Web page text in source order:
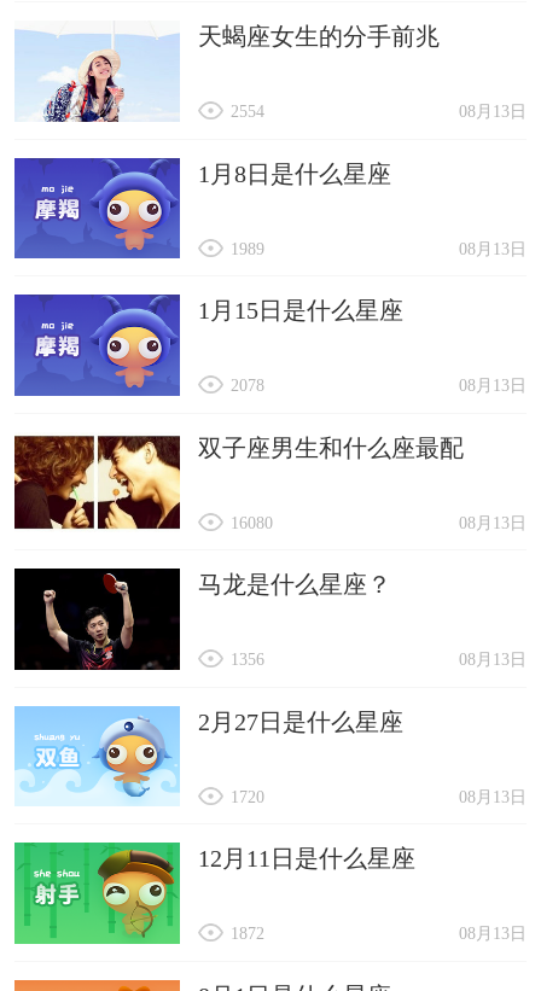
天蝎座女生的分手前兆
08月13日
2554
1月8日是什么星座
08月13日
1989
1月15日是什么星座
08月13日
2078
双子座男生和什么座最配
08月13日
16080
马龙是什么星座？
08月13日
1356
2月27日是什么星座
08月13日
1720
12月11日是什么星座
08月13日
1872